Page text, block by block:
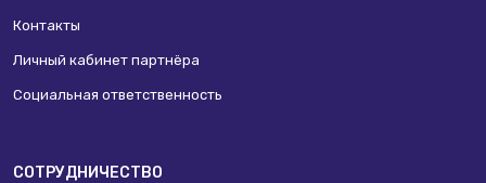
Контакты
Личный кабинет партнёра
Социальная ответственность
СОТРУДНИЧЕСТВО